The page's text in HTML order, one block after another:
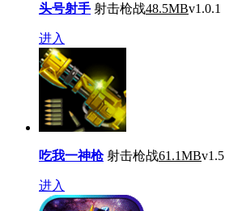
头号射手 射击枪战48.5MBv1.0.1
进入
吃我一神枪 射击枪战61.1MBv1.5
进入